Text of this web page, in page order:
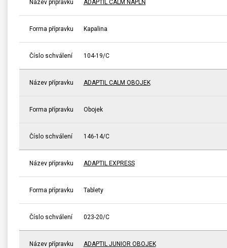
Název přípravku ADAPTIL CALM NÁPLŇ
Forma přípravku Kapalina
Číslo schválení 104-19/C
Název přípravku ADAPTIL CALM OBOJEK
Forma přípravku Obojek
Číslo schválení 146-14/C
Název přípravku ADAPTIL EXPRESS
Forma přípravku Tablety
Číslo schválení 023-20/C
Název přípravku ADAPTIL JUNIOR OBOJEK